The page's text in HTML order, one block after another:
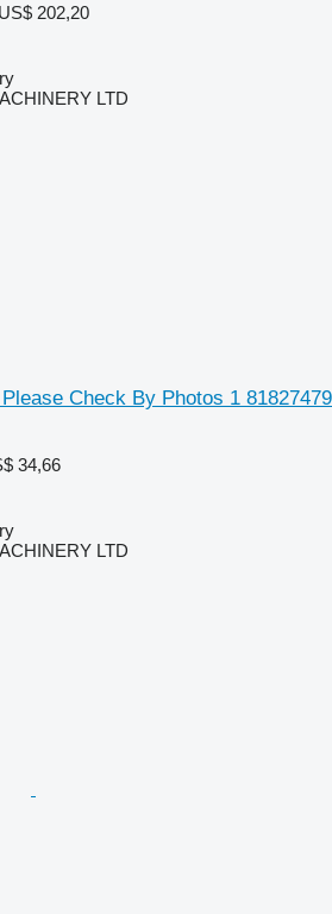
202,20
LTD
Check By Photos 1 81827479
34,66
LTD